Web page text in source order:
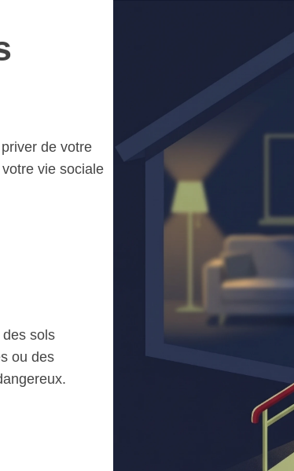
de votre
vie sociale
sols
ou des